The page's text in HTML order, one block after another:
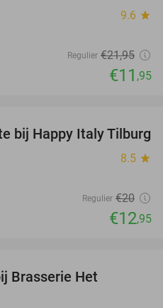
9.6 star
Regulier €21,95
€11 ,95
35%
bij Happy Italy Tilburg
8.5 star
Regulier €20
€12,95
Brasserie Het